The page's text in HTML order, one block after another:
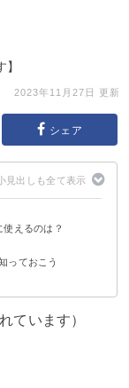
2023年11月27日 更新
シェア
えるのは？
酒
っておこう
ています）